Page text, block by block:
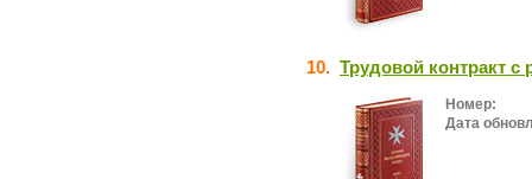
10. Трудовой контракт
Номер:
Дата